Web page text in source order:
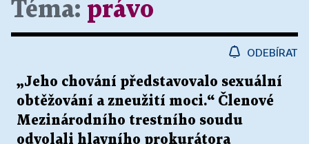
Téma: právo
ODEBÍRAT
„Jeho chování představovalo sexuální
obtěžování a zneužití moci.“ Členové
Mezinárodního trestního soudu
odvolali hlavního prokurátora